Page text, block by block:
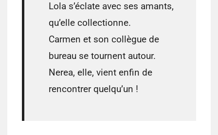
Lola s’éclate avec ses amants,
qu’elle collectionne.
Carmen et son collègue de
bureau se tournent autour.
Nerea, elle, vient enfin de
rencontrer quelqu’un !